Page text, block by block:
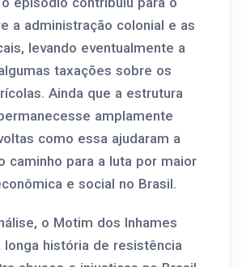
a administração colonial e as
levando eventualmente a
taxações sobre os
Ainda que a estrutura
amplamente
como essa ajudaram a
caminho para a luta por maior
e social no Brasil.
o Motim dos Inhames
história de resistência